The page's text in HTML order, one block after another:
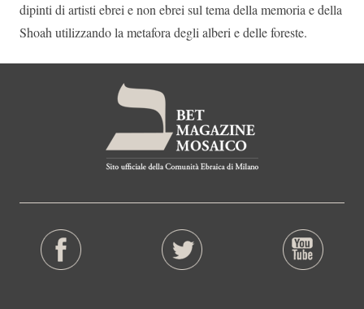
dipinti di artisti ebrei e non ebrei sul tema della memoria e della
Shoah utilizzando la metafora degli alberi e delle foreste.